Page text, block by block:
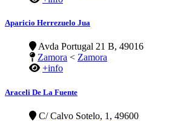
Aparicio Herrezuelo Jua
Avda Portugal 21 B, 49016
Zamora < Zamora
+info
Araceli De La Fuente
C/ Calvo Sotelo, 1, 49600